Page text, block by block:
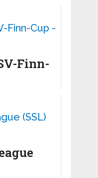
Finn-